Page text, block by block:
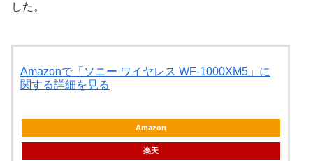
した。
Amazonで「ソニー ワイヤレス WF-1000XM5」に
関する詳細を見る
Amazon
楽天